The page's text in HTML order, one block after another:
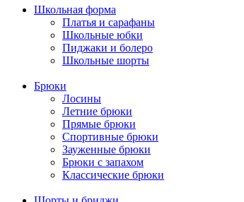
Школьная форма
Платья и сарафаны
Школьные юбки
Пиджаки и болеро
Школьные шорты
Брюки
Лосины
Летние брюки
Прямые брюки
Спортивные брюки
Зауженные брюки
Брюки с запахом
Классические брюки